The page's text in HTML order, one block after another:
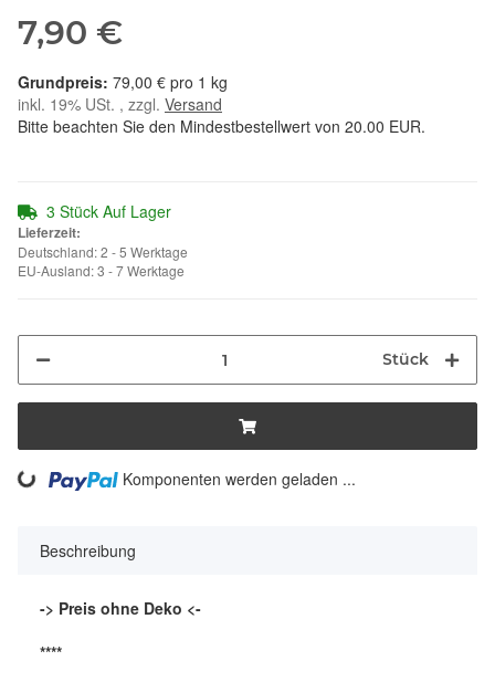
7,90 €
79,00 € pro 1 kg
inkl. 19% USt. , zzgl. Versand
Bitte beachten Sie den Mindestbestellwert von 20.00 EUR.
3 Stück Auf Lager
Lieferzeit:
Deutschland: 2 - 5 Werktage
EU-Ausland: 3 - 7 Werktage
Stück
Komponenten werden geladen ...
Beschreibung
-> Preis ohne Deko <-
****